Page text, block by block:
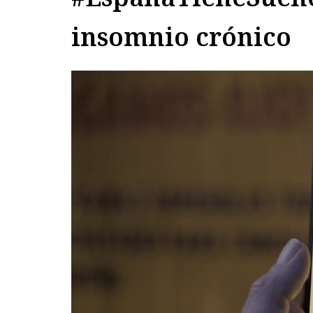
insomnio crónico